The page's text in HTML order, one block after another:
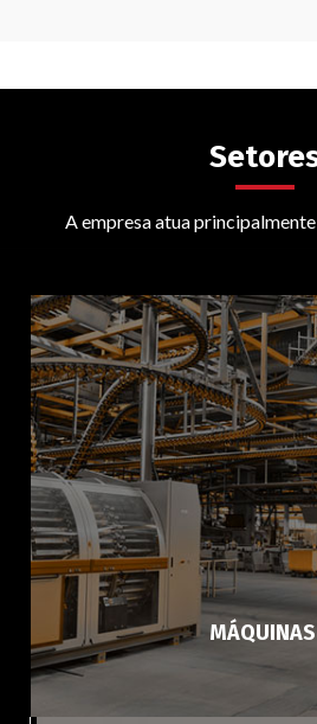
A empresa atua
MÁQUINAS